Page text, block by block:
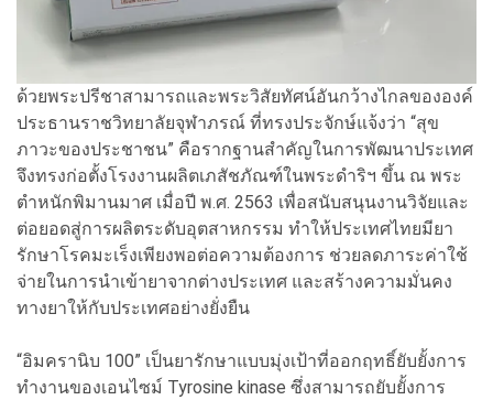
ด้วยพระปรีชาสามารถและพระวิสัยทัศน์อันกว้างไกลขององค์
ประธานราชวิทยาลัยจุฬาภรณ์ ที่ทรงประจักษ์แจ้งว่า “สุข
ภาวะของประชาชน” คือรากฐานสำคัญในการพัฒนาประเทศ
จึงทรงก่อตั้งโรงงานผลิตเภสัชภัณฑ์ในพระดําริฯ ขึ้น ณ พระ
ตำหนักพิมานมาศ เมื่อปี พ.ศ. 2563 เพื่อสนับสนุนงานวิจัยและ
ต่อยอดสู่การผลิตระดับอุตสาหกรรม ทำให้ประเทศไทยมียา
รักษาโรคมะเร็งเพียงพอต่อความต้องการ ช่วยลดภาระค่าใช้
จ่ายในการนำเข้ายาจากต่างประเทศ และสร้างความมั่นคง
ทางยาให้กับประเทศอย่างยั่งยืน
“อิมครานิบ 100” เป็นยารักษาแบบมุ่งเป้าที่ออกฤทธิ์ยับยั้งการ
ทำงานของเอนไซม์ Tyrosine kinase ซึ่งสามารถยับยั้งการ